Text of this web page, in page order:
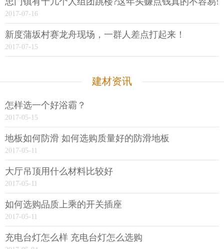
2017-07-16
新度蒲坂村赛龙舟现场，一群人差点打起来！
2017-07-15
建材资讯
怎样选一个好浴霸？
2017-05-15
地板如何防滑 如何选购质量好的防滑地板
2017-05-11
大厅吊顶用什么材料比较好
2017-05-11
如何选购品质上乘的开关插座
2017-05-11
充电台灯怎么样 充电台灯怎么选购